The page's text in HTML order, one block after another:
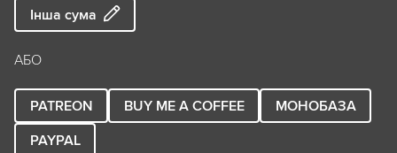
Інша сума
АБО
PATREON BUY ME A COFFEE
МОНОБАЗА
PAYPAL